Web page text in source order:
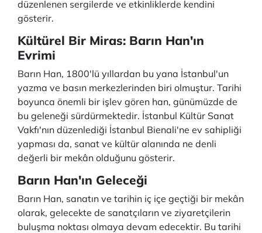
düzenlenen sergilerde ve etkinliklerde kendini
gösterir.
Kültürel Bir Miras: Barın Han'ın
Evrimi
Barın Han, 1800'lü yıllardan bu yana İstanbul'un
yazma ve basın merkezlerinden biri olmuştur. Tarihi
boyunca önemli bir işlev gören han, günümüzde de
bu geleneği sürdürmektedir. İstanbul Kültür Sanat
Vakfı'nın düzenlediği İstanbul Bienali'ne ev sahipliği
yapması da, sanat ve kültür alanında ne denli
değerli bir mekân olduğunu gösterir.
Barın Han'ın Geleceği
Barın Han, sanatın ve tarihin iç içe geçtiği bir mekân
olarak, gelecekte de sanatçıların ve ziyaretçilerin
buluşma noktası olmaya devam edecektir. Bu tarihi